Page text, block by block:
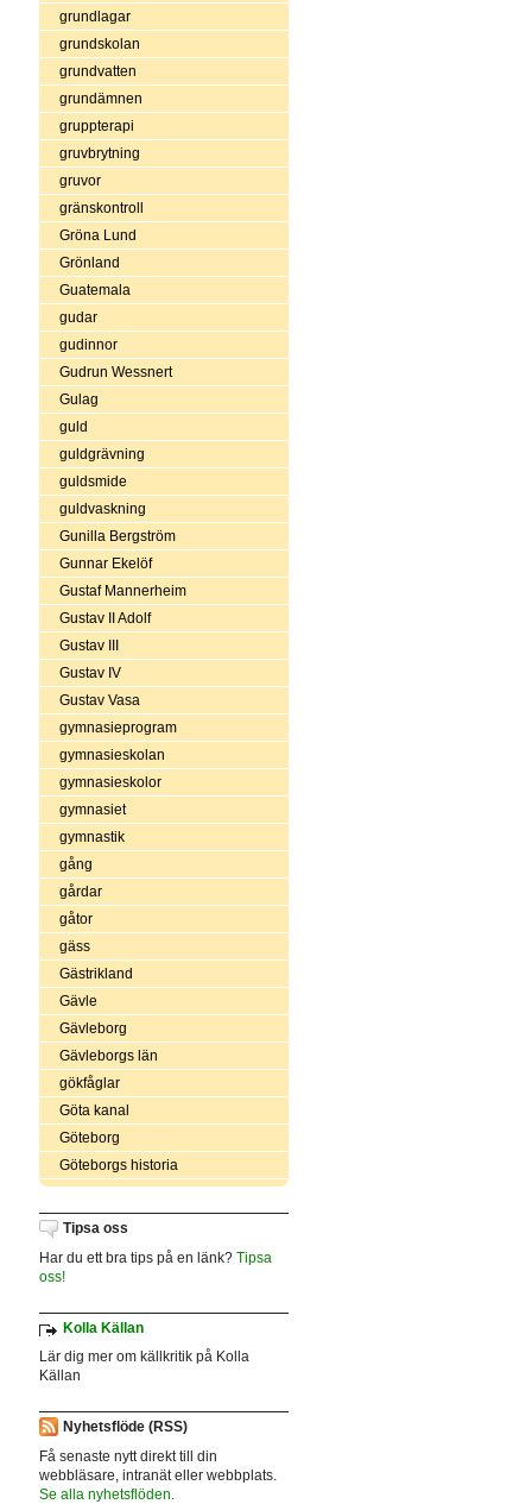
grundlagar
grundskolan
grundvatten
grundämnen
gruppterapi
gruvbrytning
gruvor
gränskontroll
Gröna Lund
Grönland
Guatemala
gudar
gudinnor
Gudrun Wessnert
Gulag
guld
guldgrävning
guldsmide
guldvaskning
Gunilla Bergström
Gunnar Ekelöf
Gustaf Mannerheim
Gustav II Adolf
Gustav III
Gustav IV
Gustav Vasa
gymnasieprogram
gymnasieskolan
gymnasieskolor
gymnasiet
gymnastik
gång
gårdar
gåtor
gäss
Gästrikland
Gävle
Gävleborg
Gävleborgs län
gökfåglar
Göta kanal
Göteborg
Göteborgs historia
Tipsa oss
Har du ett bra tips på en länk? Tipsa
oss!
Kolla Källan
Lär dig mer om källkritik på Kolla
Källan
Nyhetsflöde (RSS)
Få senaste nytt direkt till din
webbläsare, intranät eller webbplats.
Se alla nyhetsflöden.